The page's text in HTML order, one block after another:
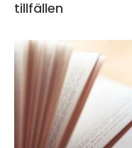
tillfällen